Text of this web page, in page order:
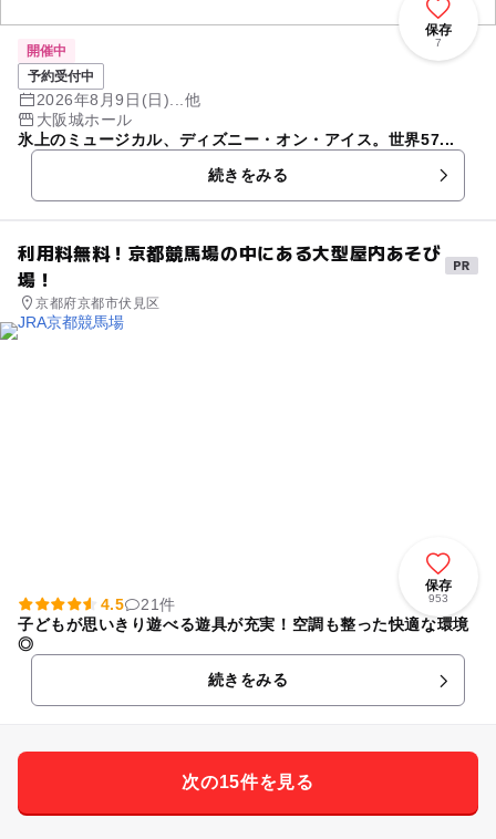
保存
7
開催中
予約受付中
2026年8月9日(日)...他
大阪城ホール
氷上のミュージカル、ディズニー・オン・アイス。世界57...
続きをみる
利用料無料！京都競馬場の中にある大型屋内あそび
場！
京都府京都市伏見区
保存
953
4.5
21件
子どもが思いきり遊べる遊具が充実！空調も整った快適な環境
◎
続きをみる
次の15件を見る